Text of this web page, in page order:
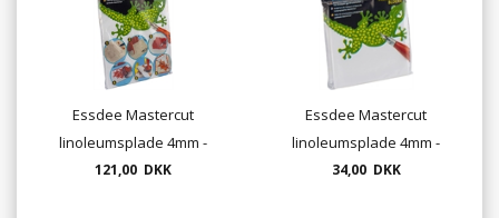
Essdee Mastercut
linoleumsplade 4mm -
30x20cm - 2/pk.
121,00 DKK
Essdee Mastercut
linoleumsplade 4mm -
10x10 cm - 2/pk.
34,00 DKK